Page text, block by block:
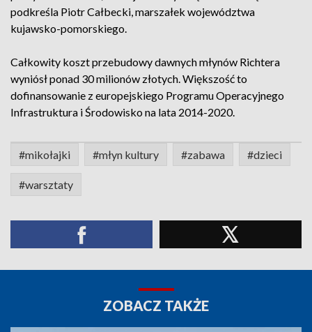
podkreśla Piotr Całbecki, marszałek województwa
kujawsko-pomorskiego.
Całkowity koszt przebudowy dawnych młynów Richtera
wyniósł ponad 30 milionów złotych. Większość to
dofinansowanie z europejskiego Programu Operacyjnego
Infrastruktura i Środowisko na lata 2014-2020.
#mikołajki #młyn kultury #zabawa #dzieci
#warsztaty
ZOBACZ TAKŻE